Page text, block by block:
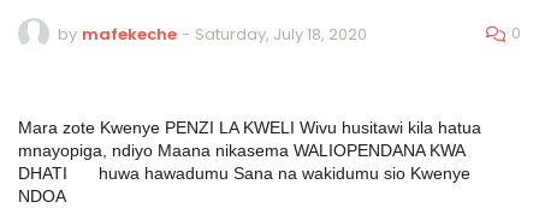
by mafekeche - Saturday, July 18, 2020 0
Mara zote Kwenye PENZI LA KWELI Wivu husitawi kila hatua
mnayopiga, ndiyo Maana nikasema WALIOPENDANA KWA
DHATI
huwa hawadumu Sana na wakidumu sio Kwenye
NDOA